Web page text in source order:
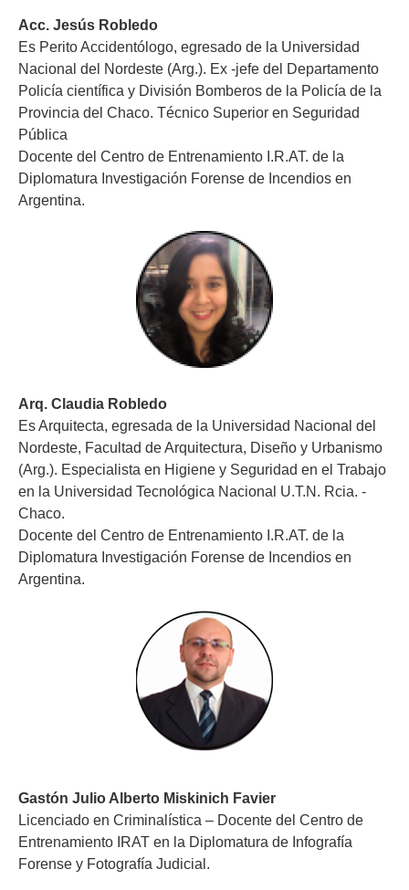
Acc. Jesús Robledo
Es Perito Accidentólogo, egresado de la Universidad
Nacional del Nordeste (Arg.). Ex -jefe del Departamento
Policía científica y División Bomberos de la Policía de la
Provincia del Chaco. Técnico Superior en Seguridad
Pública
Docente del Centro de Entrenamiento I.R.AT. de la
Diplomatura Investigación Forense de Incendios en
Argentina.
Arq. Claudia Robledo
Es Arquitecta, egresada de la Universidad Nacional del
Nordeste, Facultad de Arquitectura, Diseño y Urbanismo
(Arg.). Especialista en Higiene y Seguridad en el Trabajo
en la Universidad Tecnológica Nacional U.T.N. Rcia. -
Chaco.
Docente del Centro de Entrenamiento I.R.AT. de la
Diplomatura Investigación Forense de Incendios en
Argentina.
Gastón Julio Alberto Miskinich Favier
Licenciado en Criminalística – Docente del Centro de
Entrenamiento IRAT en la Diplomatura de Infografía
Forense y Fotografía Judicial.